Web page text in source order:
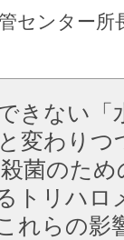
管セン
きない「
変わりつ
菌のた
トリハロ
れらの影